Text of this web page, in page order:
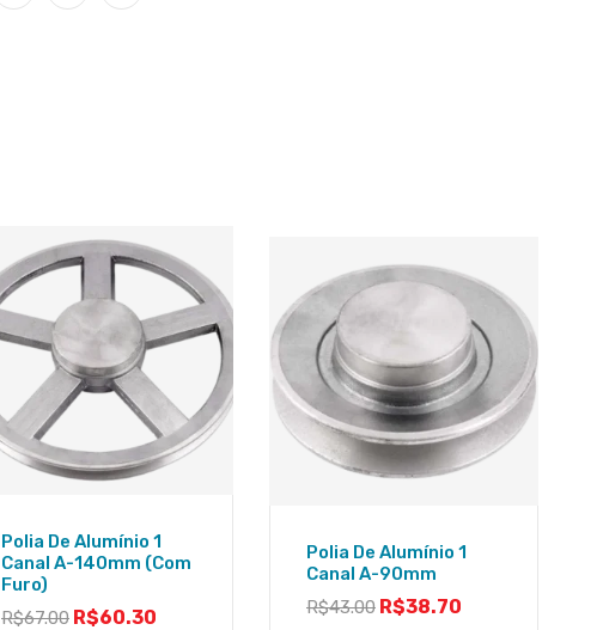
Polia De Alumínio 1
Canal A-140mm (Com
Furo)
R$67.00 R$60.30
Polia De Alumínio 1
Canal A-90mm
R$43.00 R$38.70